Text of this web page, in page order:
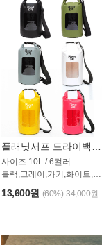
사이즈 10L / 6컬러
블랙,그레이,카키,화이트,옐로우,핑크
13,600원 (60%) 34,000원